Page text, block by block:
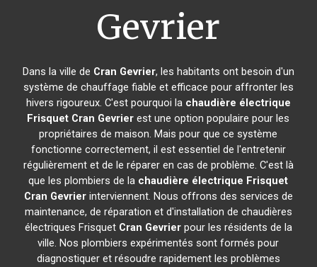
Gevrier
Dans la ville de Cran Gevrier, les habitants ont besoin d'un
système de chauffage fiable et efficace pour affronter les
hivers rigoureux. C'est pourquoi la chaudière électrique
Frisquet Cran Gevrier est une option populaire pour les
propriétaires de maison. Mais pour que ce système
fonctionne correctement, il est essentiel de l'entretenir
régulièrement et de le réparer en cas de problème. C'est là
que les plombiers de la chaudière électrique Frisquet
Cran Gevrierinterviennent. Nous offrons des services de
maintenance, de réparation et d'installation de chaudières
électriques Frisquet Cran Gevrierpour les résidents de la
ville. Nos plombiers expérimentés sont formés pour
diagnostiquer et résoudre rapidement les problèmes